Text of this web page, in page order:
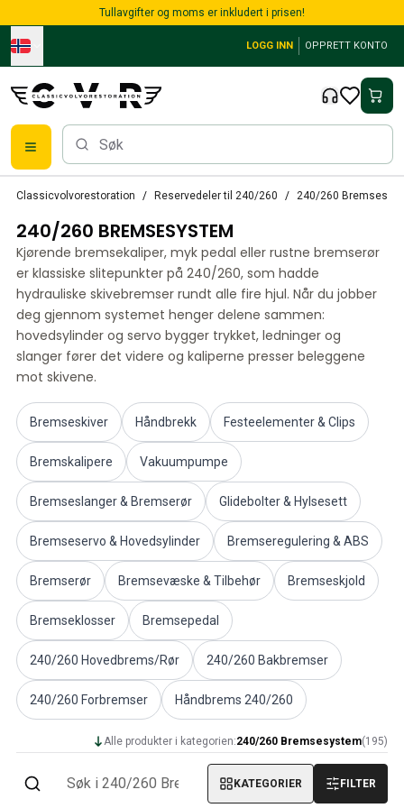
Skip to main contentTullavgifter og moms er inkludert i prisen!
LOGG INN OPPRETT KONTO
Reservedeler til PV/Duett
PV/Duett Bremssystem
PV/Duett Drivstoff/avgassystem
PV/Duett Elsystem
PV/Duett Forstilling
PV/Duett Interiør
PV/Duett Karosseri
PV/Duett Kraftoverføring/bakaksel
PV/Duett Kjølesystem
PV/Duett Motordeler
Øvrig PV/Duett
PV/Duett Motorregulering
PV/Duett Varme/Friskluftsanlegg
PV/Duett Dekk/felg/navkapsler
Reservedeler til Amazon
Amazon Karosseri
Amazon Bremsesystem
Amazon Kjølesystem
Amazon Elektrisk Anlegg
Amazon motordeler
Amazon motorregulering
Amazon drivstoff-/eksosanlegg
Amazon Forvogn
Amazon Varme/Friskluft
Amazon Kraftoverføring/Bakaksel
Øvrig Amazon
Classicvolvorestoration Reservedeler til 240/260 240/260
240/260 BREMSESYSTEM
Kjørende bremsekaliper, myk pedal eller rustne bremserør
er klassiske slitepunkter på 240/260, som hadde
hydrauliske skivebremser rundt alle fire hjul. Når du jobber
deg gjennom systemet henger delene sammen:
hovedsylinder og servo bygger trykket, ledninger og
slanger fører det videre og kaliperne presser beleggene
mot skivene.
Bremseskiver Håndbrekk Festeelementer & Clips
Bremskalipere Vakuumpumpe
Bremseslanger & Bremserør Glidebolter & Hylsesett
Bremseservo & Hovedsylinder Bremseregulering & ABS
Bremserør Bremsevæske & Tilbehør Bremseskjold
Bremseklosser Bremsepedal
240/260 Hovedbrems/Rør 240/260 Bakbremser
240/260 Forbremser Håndbrems 240/260
Alle produkter i kategorien:240/260 Bremsesystem(195)
KATEGORIER FILTER